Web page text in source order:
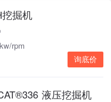
掘机
rpm
询底价
液压挖掘机